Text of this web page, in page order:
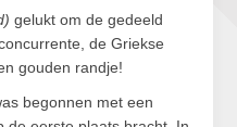
gelukt om de gedeeld
de Griekse
gouden randje!
begonnen met een